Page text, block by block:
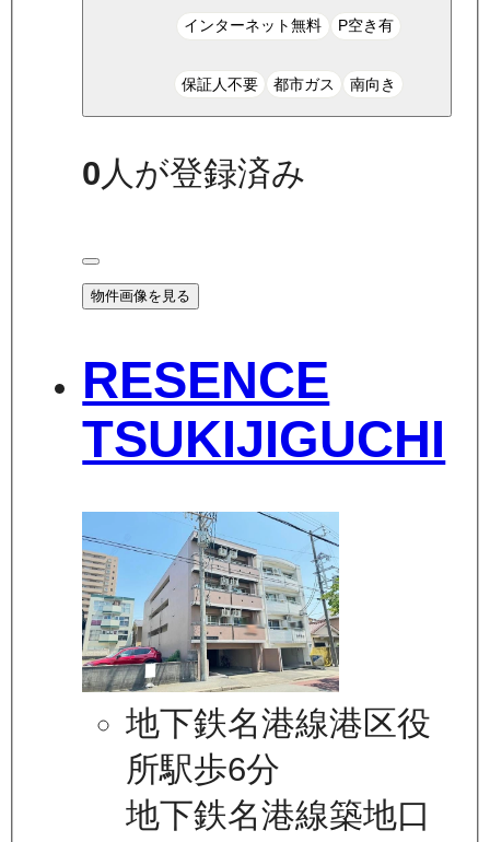
インターネット無料 P空き有
保証人不要 都市ガス 南向き
0 人が登録済み
物件画像を見る
RESENCE
TSUKIJIGUCHI
地下鉄名港線港区役
所駅歩6分
地下鉄名港線築地口